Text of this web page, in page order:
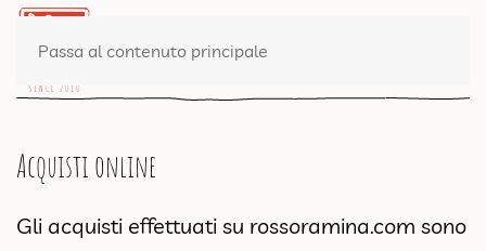
Passa al contenuto principale
Acquisti online
Gli acquisti effettuati su rossoramina.com sono